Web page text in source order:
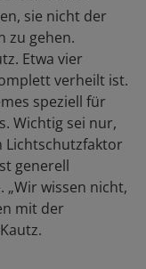
sie nicht der
zu gehen.
Etwa vier
verheilt ist.
speziell für
Wichtig sei nur,
Lichtschutzfaktor
generell
„Wir wissen nicht,
mit der